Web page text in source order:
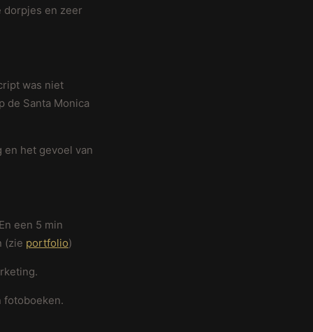
dorpjes en zeer
was niet
de Santa Monica
het gevoel van
een 5 min
(zie portfolio)
fotoboeken.